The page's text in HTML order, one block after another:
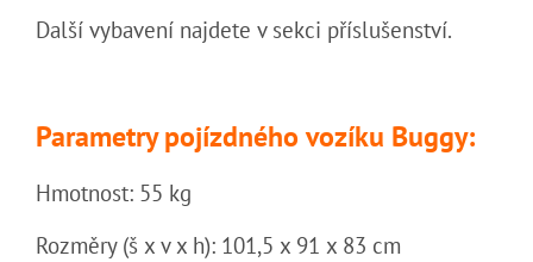
Další vybavení najdete v sekci příslušenství.
Parametry pojízdného vozíku Buggy:
Hmotnost: 55 kg
Rozměry (š x v x h): 101,5 x 91 x 83 cm